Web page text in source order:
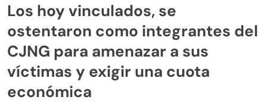
Los hoy vinculados, se
ostentaron como integrantes del
CJNG para amenazar a sus
víctimas y exigir una cuota
económica